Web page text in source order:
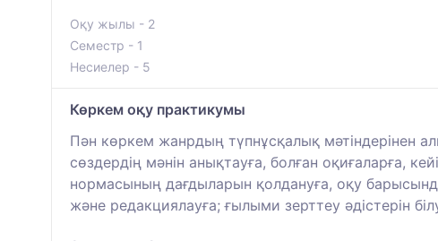
Оқу жылы - 2
Семестр - 1
Несиелер - 5
Көркем оқу практикумы
Пән көркем жанрдың түпнұсқалық мәтіндерінен
сөздердің мәнін анықтауға, болған оқиғаларға,
нормасының дағдыларын қолдануға, оқу барысында
және редакциялауға; ғылыми зерттеу әдістерін